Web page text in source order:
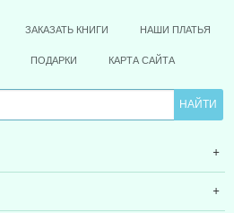
ЗАКАЗАТЬ КНИГИ НАШИ ПЛАТЬЯ
ПОДАРКИ КАРТА САЙТА